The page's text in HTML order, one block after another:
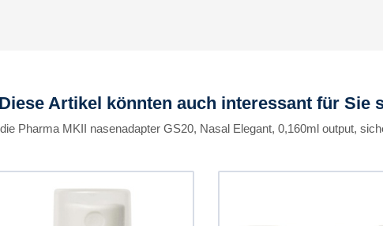
Diese Artikel könnten auch interessant für Sie
Pharma MKII nasenadapter GS20, Nasal Elegant, 0,160ml output,